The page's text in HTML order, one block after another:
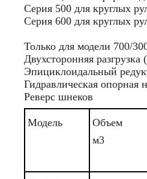
Серия 500 для круглых
Серия 600 для круглых
Только для модели 700/
Двухсторонняя разгрузка
Эпициклоидальный
Гидравлическая опорная
Реверс шнеков
Модель
Объем
м3